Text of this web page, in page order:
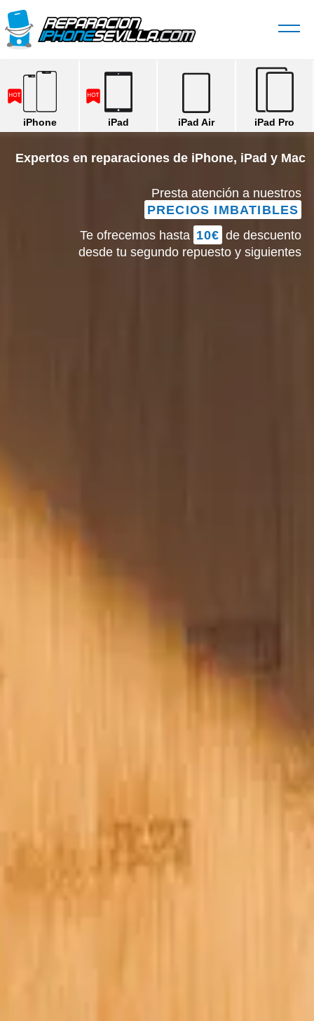
iPhone iPad iPad Air iPad Pro
Expertos en reparaciones de iPhone, iPad y Mac
Presta atención a nuestros
PRECIOS IMBATIBLES
Te ofrecemos hasta 10€ de descuento
desde tu segundo repuesto y siguientes